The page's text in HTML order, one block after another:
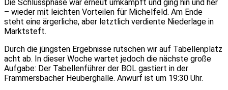
Die Schlussphase war erneut umkämpft und ging hin und her
– wieder mit leichten Vorteilen für Michelfeld. Am Ende
steht eine ärgerliche, aber letztlich verdiente Niederlage in
Marktsteft.
Durch die jüngsten Ergebnisse rutschen wir auf Tabellenplatz
acht ab. In dieser Woche wartet jedoch die nächste große
Aufgabe: Der Tabellenführer der BOL gastiert in der
Frammersbacher Heuberghalle. Anwurf ist um 19:30 Uhr.